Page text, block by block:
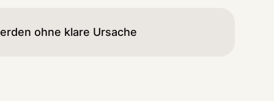
ohne klare Ursache